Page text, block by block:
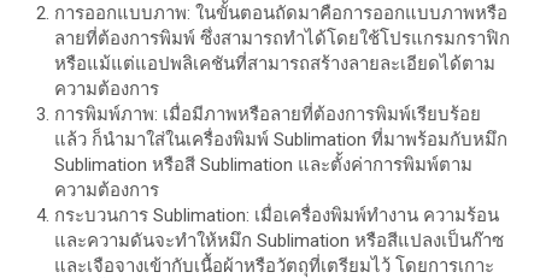
การออกแบบภาพ: ในขั้นตอนถัดมาคือการออกแบบภาพหรือ
ลายที่ต้องการพิมพ์ ซึ่งสามารถทำได้โดยใช้โปรแกรมกราฟิก
หรือแม้แต่แอปพลิเคชันที่สามารถสร้างลายละเอียดได้ตาม
ความต้องการ
การพิมพ์ภาพ: เมื่อมีภาพหรือลายที่ต้องการพิมพ์เรียบร้อย
แล้ว ก็นำมาใส่ในเครื่องพิมพ์ Sublimation ที่มาพร้อมกับหมึก
Sublimation หรือสี Sublimation และตั้งค่าการพิมพ์ตาม
ความต้องการ
กระบวนการ Sublimation: เมื่อเครื่องพิมพ์ทำงาน ความร้อน
และความดันจะทำให้หมึก Sublimation หรือสีแปลงเป็นก๊าซ
และเจือจางเข้ากับเนื้อผ้าหรือวัตถุที่เตรียมไว้ โดยการเกาะ